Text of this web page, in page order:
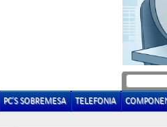
PC'S SOBREMESA TELEFONIA